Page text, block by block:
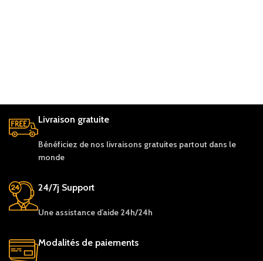
Livraison gratuite
Bénéficiez de nos livraisons gratuites partout dans le
monde
24/7j Support
Une assistance d’aide 24h/24h
Modalités de paiements